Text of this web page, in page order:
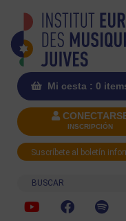
Mi cesta : 0
INSCRIPCIÓN
Suscríbete al boletín
Buscar